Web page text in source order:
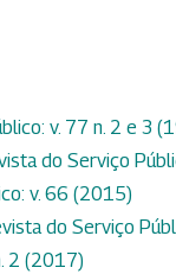
v. 77 n. 2 e 3
do Serviço
v. 66 (2015)
do Serviço
2 (2017)